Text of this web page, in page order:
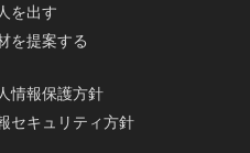
を出す
を提案する
情報保護方針
セキュリティ方針